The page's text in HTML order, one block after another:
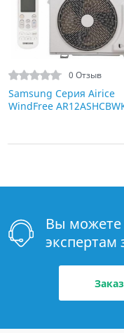
0 Отзыв
Samsung Серия Airice
WindFree
Вы можете